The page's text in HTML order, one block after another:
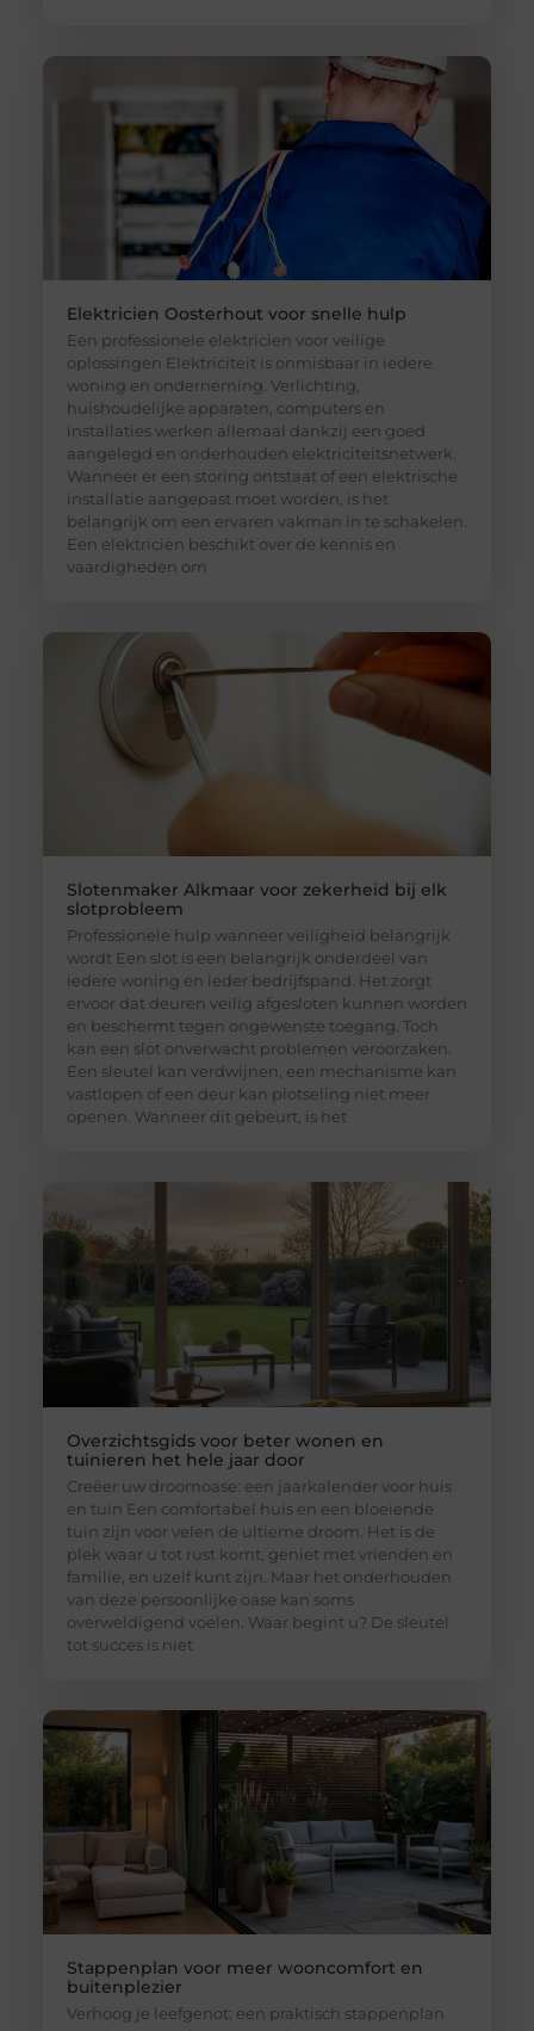
Elektricien Oosterhout voor snelle hulp
Een professionele elektricien voor veilige
oplossingen Elektriciteit is onmisbaar in iedere
woning en onderneming. Verlichting,
huishoudelijke apparaten, computers en
installaties werken allemaal dankzij een goed
aangelegd en onderhouden elektriciteitsnetwerk.
Wanneer er een storing ontstaat of een elektrische
installatie aangepast moet worden, is het
belangrijk om een ervaren vakman in te schakelen.
Een elektricien beschikt over de kennis en
vaardigheden om
Slotenmaker Alkmaar voor zekerheid bij elk
slotprobleem
Professionele hulp wanneer veiligheid belangrijk
wordt Een slot is een belangrijk onderdeel van
iedere woning en ieder bedrijfspand. Het zorgt
ervoor dat deuren veilig afgesloten kunnen worden
en beschermt tegen ongewenste toegang. Toch
kan een slot onverwacht problemen veroorzaken.
Een sleutel kan verdwijnen, een mechanisme kan
vastlopen of een deur kan plotseling niet meer
openen. Wanneer dit gebeurt, is het
Overzichtsgids voor beter wonen en
tuinieren het hele jaar door
Creëer uw droomoase: een jaarkalender voor huis
en tuin Een comfortabel huis en een bloeiende
tuin zijn voor velen de ultieme droom. Het is de
plek waar u tot rust komt, geniet met vrienden en
familie, en uzelf kunt zijn. Maar het onderhouden
van deze persoonlijke oase kan soms
overweldigend voelen. Waar begint u? De sleutel
tot succes is niet
Stappenplan voor meer wooncomfort en
buitenplezier
Verhoog je leefgenot: een praktisch stappenplan